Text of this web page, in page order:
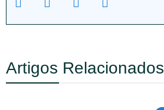
Artigos Relacionados